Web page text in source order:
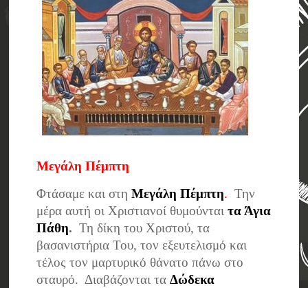
Μεγάλη Πέμπτη
Φτάσαμε και στηΜεγάλη Πέμπτη. Την
μέρα αυτή οι Χριστιανοί θυμούνταιτα Άγια
Πάθη. Τη δίκη του Χριστού, τα
βασανιστήρια Του, τον εξευτελισμό και
τέλος τον μαρτυρικό θάνατο πάνω στο
σταυρό. Διαβάζονται ταΔώδεκα